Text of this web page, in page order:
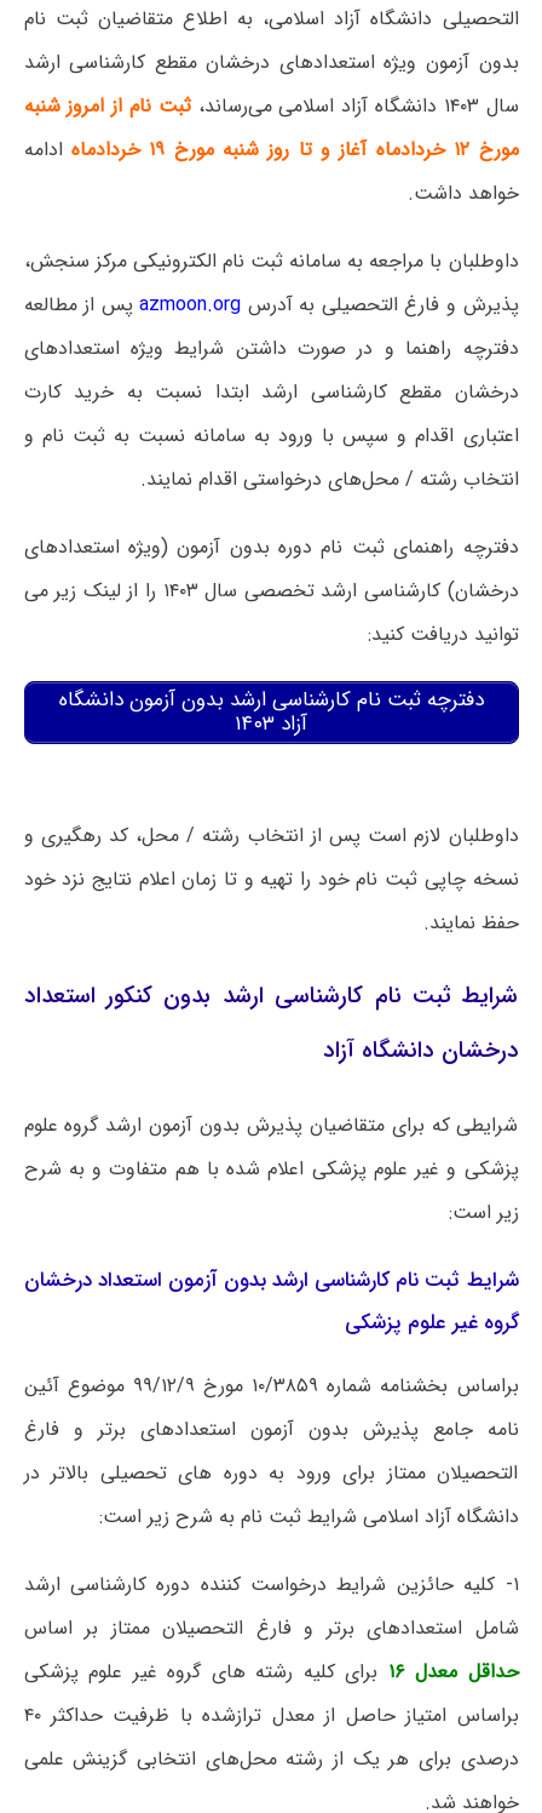
التحصیلی دانشگاه آزاد اسلامی، به اطلاع متقاضیان ثبت نام
بدون آزمون ویژه استعدادهای درخشان مقطع کارشناسی ارشد
سال ۱۴۰۳ دانشگاه آزاد اسلامی می‌رساند،
ثبت نام از امروز شنبه
مورخ ۱۲ خردادماه آغاز و تا روز شنبه مورخ ۱۹ خردادماه
ادامه
خواهد داشت.
داوطلبان با مراجعه به سامانه ثبت نام الکترونیکی مرکز سنجش،
پذیرش و فارغ التحصیلی به آدرس azmoon.orgپس از مطالعه
دفترچه راهنما و در صورت داشتن شرایط ویژه استعدادهای
درخشان مقطع کارشناسی ارشد ابتدا نسبت به خرید کارت
اعتباری اقدام و سپس با ورود به سامانه نسبت به ثبت نام و
انتخاب رشته / محل‌های درخواستی اقدام نمایند.
دفترچه راهنمای ثبت نام دوره بدون آزمون (ویژه استعدادهای
درخشان) کارشناسی ارشد تخصصی سال ۱۴۰۳ را از لینک زیر می
توانید دریافت کنید:
دفترچه ثبت نام کارشناسی ارشد بدون آزمون دانشگاه
آزاد ۱۴۰۳
داوطلبان لازم است پس از انتخاب رشته / محل، کد رهگیری و
نسخه چاپی ثبت نام خود را تهیه و تا زمان اعلام نتایج نزد خود
حفظ نمایند.
شرایط ثبت نام کارشناسی ارشد بدون کنکور استعداد
درخشان دانشگاه آزاد
شرایطی که برای متقاضیان پذیرش بدون آزمون ارشد گروه علوم
پزشکی و غیر علوم پزشکی اعلام شده با هم متفاوت و به شرح
زیر است:
شرایط ثبت نام کارشناسی ارشد بدون آزمون استعداد درخشان
گروه غیر علوم پزشکی
براساس بخشنامه شماره ۱۰/۳۸۵۹ مورخ ۹۹/۱۲/۹ موضوع آئین
نامه جامع پذیرش بدون آزمون استعدادهای برتر و فارغ
التحصیلان ممتاز برای ورود به دوره های تحصیلی بالاتر در
دانشگاه آزاد اسلامی شرایط ثبت نام به شرح زیر است:
۱- کلیه حائزین شرایط درخواست کننده دوره کارشناسی ارشد
شامل استعدادهای برتر و فارغ التحصیلان ممتاز بر اساس
حداقل معدل ۱۶
برای کلیه رشته های گروه غیر علوم پزشکی
براساس امتیاز حاصل از معدل ترازشده با ظرفیت حداکثر ۴۰
درصدی برای هر یک از رشته محل‌های انتخابی گزینش علمی
خواهند شد.